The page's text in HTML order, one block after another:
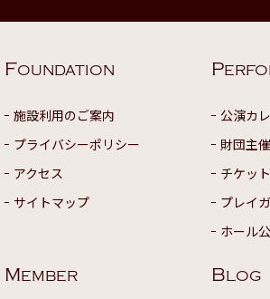
FOUNDATION
施設利用のご案内
プライバシーポリシー
アクセス
サイトマップ
P
公演カ
財団主
チケッ
プレイ
ホール
MEMBER BLOG